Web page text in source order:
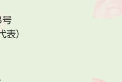
号
表）